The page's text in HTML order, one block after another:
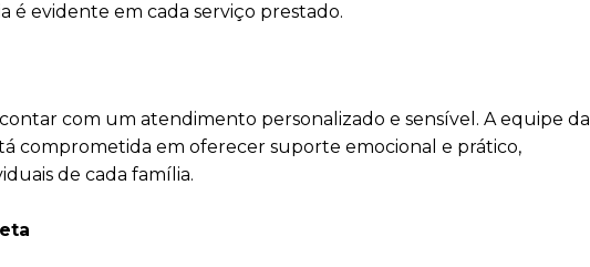
é evidente em cada serviço prestado.
com um atendimento personalizado e sensível. A equipe da
comprometida em oferecer suporte emocional e prático,
de cada família.